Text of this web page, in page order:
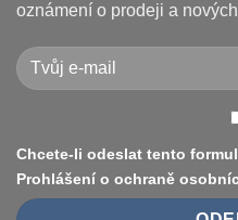
jak
je
na
elektrokoloběžce
(8.5″
vs
10″,
duše
oznámení o prodeji a
Chcete-li odeslat tento
Prohlášení o ochraně